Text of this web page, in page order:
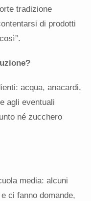
tradizione
di prodotti
acqua, anacardi,
agli eventuali
né zucchero
media: alcuni
ci fanno domande,